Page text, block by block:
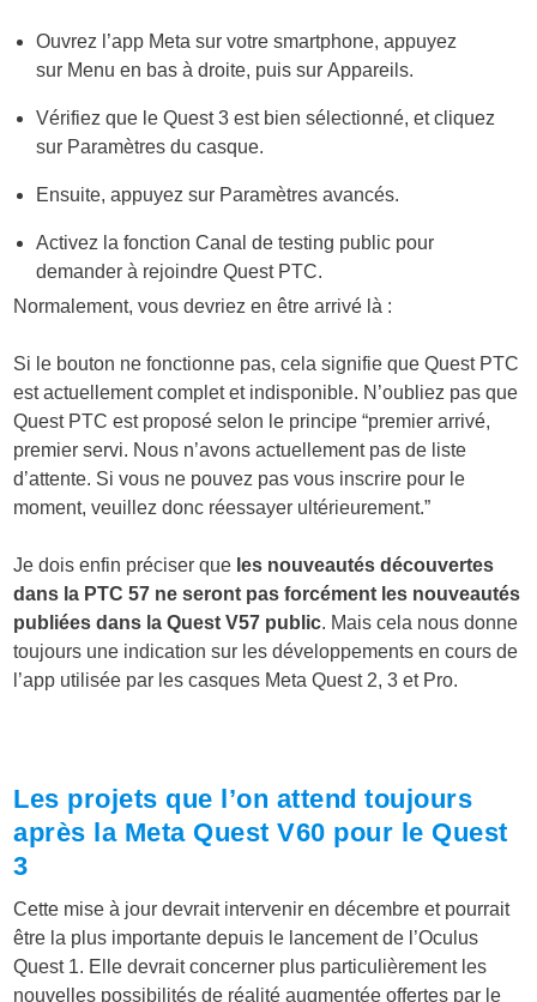
Ouvrez l’app Meta sur votre smartphone, appuyez
sur Menu en bas à droite, puis surAppareils.
Vérifiez que le Quest 3 est bien sélectionné, et cliquez
sur Paramètres du casque.
Ensuite, appuyez sur Paramètres avancés.
Activez la fonctionCanal de testing public pour
demander à rejoindre Quest PTC.
Normalement, vous devriez en être arrivé là :
Si le bouton ne fonctionne pas, cela signifie que Quest PTC
est actuellement complet et indisponible. N’oubliez pas que
Quest PTC est proposé selon le principe “premier arrivé,
premier servi. Nous n’avons actuellement pas de liste
d’attente. Si vous ne pouvez pas vous inscrire pour le
moment, veuillez donc réessayer ultérieurement.”
Je dois enfin préciser que les nouveautés découvertes
dans la PTC 57 ne seront pas forcément les nouveautés
publiées dans la Quest V57 public. Mais cela nous donne
toujours une indication sur les développements en cours de
l’app utilisée par les casques Meta Quest 2, 3 et Pro.
Les projets que l’on attend toujours
après la Meta Quest V60 pour le Quest
3
Cette mise à jour devrait intervenir en décembre et pourrait
être la plus importante depuis le lancement de l’Oculus
Quest 1. Elle devrait concerner plus particulièrement les
nouvelles possibilités de réalité augmentée offertes par le